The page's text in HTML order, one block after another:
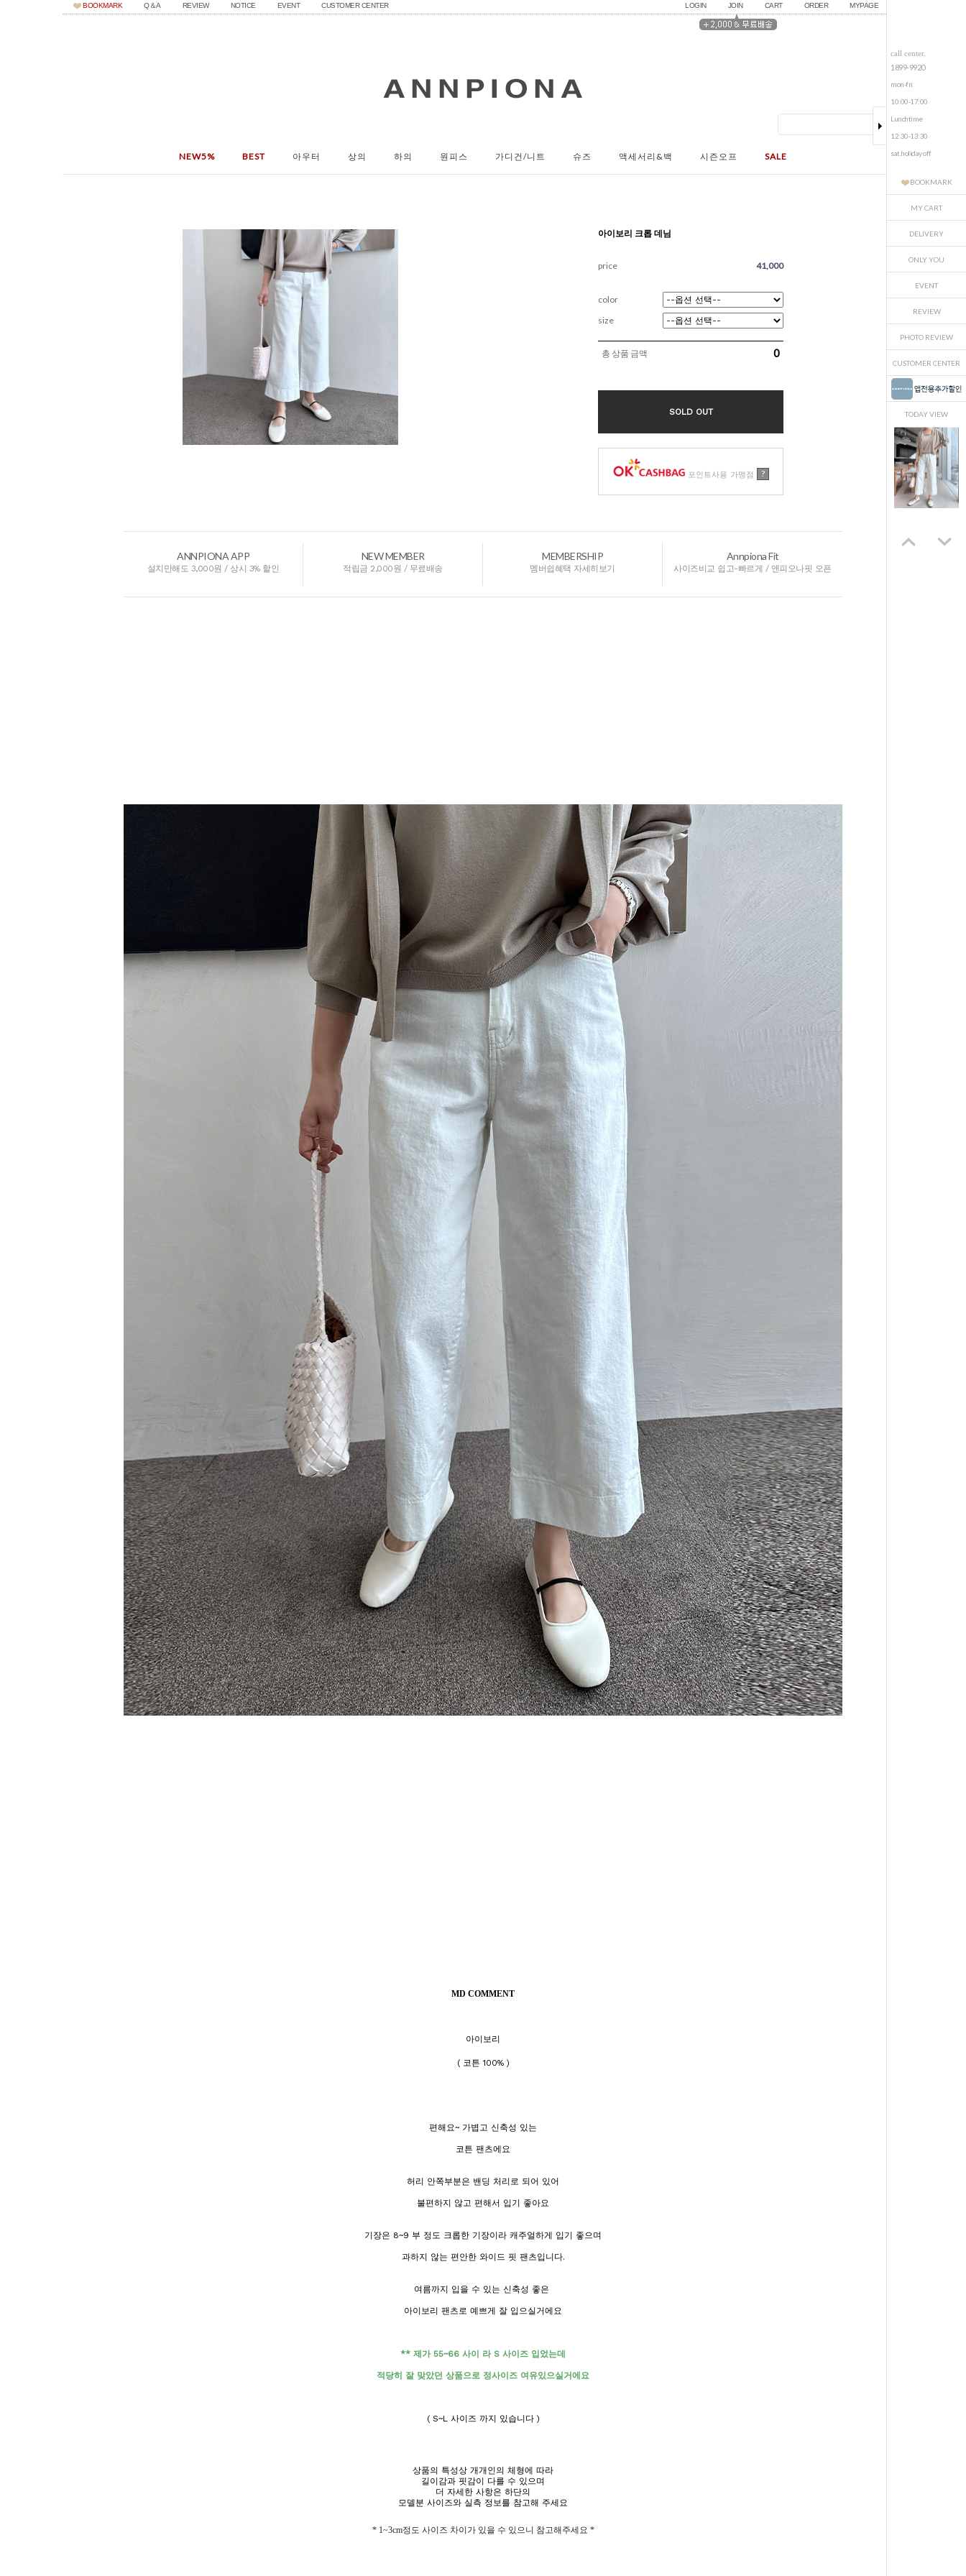
BOOKMARK Q＆A REVIEW NOTICE EVENT CUSTOMER CENTER LOGIN JOIN CART ORDER MYPAGE
NEW5% BEST 아우터 상의 하의 원피스 가디건/니트 슈즈 액세서리&백 시즌오프 SALE
call center.
1899-9920
mon-fri
10:00-17:00
Lunchtime
12:30-13:30
sat.holiday off
BOOKMARK
MY CART
DELIVERY
ONLY YOU
EVENT
REVIEW
PHOTO REVIEW
CUSTOMER CENTER
TODAY VIEW
아이보리 크롭 데님
price 41,000
color
size
총 상품 금액 0
SOLD OUT
포인트사용 가맹점 ?
ANNPIONA APP
설치만해도 3,000원 / 상시 3% 할인
NEW MEMBER
적립금 2,000원 / 무료배송
MEMBERSHIP
멤버쉽혜택 자세히보기
Annpiona Fit
사이즈비교 쉽고-빠르게 / 앤피오나핏 오픈
MD COMMENT
아이보리
( 코튼 100% )
편해요~ 가볍고 신축성 있는
코튼 팬츠에요
허리 안쪽부분은 밴딩 처리로 되어 있어
불편하지 않고 편해서 입기 좋아요
기장은 8~9 부 정도 크롭한 기장이라 캐주얼하게 입기 좋으며
과하지 않는 편안한 와이드 핏 팬츠입니다.
여름까지 입을 수 있는 신축성 좋은
아이보리 팬츠로 예쁘게 잘 입으실거에요
** 제가 55~66 사이 라 S 사이즈 입었는데
적당히 잘 맞았던 상품으로 정사이즈 여유있으실거에요
( S~L 사이즈 까지 있습니다 )
상품의 특성상 개개인의 체형에 따라
길이감과 핏감이 다를 수 있으며
더 자세한 사항은 하단의
모델분 사이즈와 실측 정보를 참고해 주세요
* 1~3cm정도 사이즈 차이가 있을 수 있으니 참고해주세요 *